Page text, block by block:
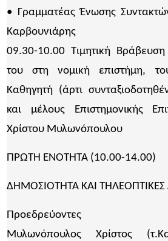
• Γραμματέας Ένωσης
Καρβουνιάρης
09.30-10.00 Τιμητική
του στη νομική επιστήμη,
Καθηγητή (άρτι
και μέλους Επιστημονικής
Χρίστου Μυλωνόπουλου
ΠΡΩΤΗ ΕΝΟΤΗΤΑ (10.00-14.00)
ΔΗΜΟΣΙΟΤΗΤΑ ΚΑΙ ΤΗΛΕΟΠΤΙΚΕΣ
Προεδρεύοντες
Μυλωνόπουλος Χρίστος